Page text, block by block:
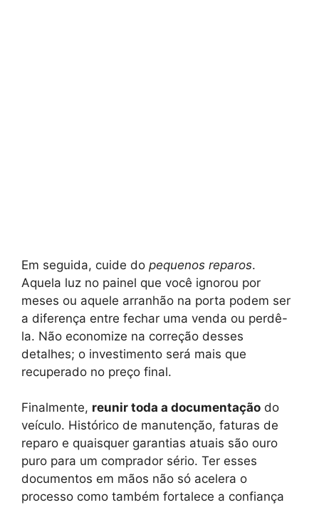
Em seguida, cuide do pequenos reparos.
Aquela luz no painel que você ignorou por
meses ou aquele arranhão na porta podem ser
a diferença entre fechar uma venda ou perdê-
la. Não economize na correção desses
detalhes; o investimento será mais que
recuperado no preço final.
Finalmente, reunir toda a documentação do
veículo. Histórico de manutenção, faturas de
reparo e quaisquer garantias atuais são ouro
puro para um comprador sério. Ter esses
documentos em mãos não só acelera o
processo como também fortalece a confiança